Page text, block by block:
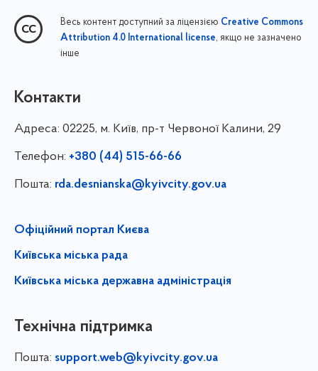
Весь контент доступний за ліцензією Creative Commons
Attribution 4.0 International license, якщо не зазначено
інше
Контакти
Адреса: 02225, м. Київ, пр-т Червоної Калини, 29
Телефон: +380 (44) 515-66-66
Пошта: rda.desnianska@kyivcity.gov.ua
Офіційний портал Києва
Київська міська рада
Київська міська державна адміністрація
Технічна підтримка
Пошта: support.web@kyivcity.gov.ua